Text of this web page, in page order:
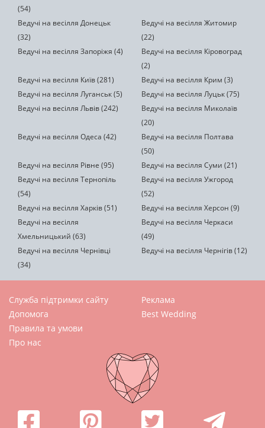
(54)
Ведучі на весілля Донецьк
(32)
Ведучі на весілля Житомир
(22)
Ведучі на весілля Запоріжя (4)
Ведучі на весілля Кіровоград
(2)
Ведучі на весілля Київ (281)
Ведучі на весілля Крим (3)
Ведучі на весілля Луганськ (5)
Ведучі на весілля Луцьк (75)
Ведучі на весілля Львів (242)
Ведучі на весілля Миколаїв
(20)
Ведучі на весілля Одеса (42)
Ведучі на весілля Полтава
(50)
Ведучі на весілля Рівне (95)
Ведучі на весілля Суми (21)
Ведучі на весілля Тернопіль
(54)
Ведучі на весілля Ужгород
(52)
Ведучі на весілля Харків (51)
Ведучі на весілля Херсон (9)
Ведучі на весілля
Хмельницький (63)
Ведучі на весілля Черкаси
(49)
Ведучі на весілля Чернівці
(34)
Ведучі на весілля Чернігів (12)
Служба підтримки сайту
Допомога
Правила та умови
Про нас
Реклама
Best Wedding